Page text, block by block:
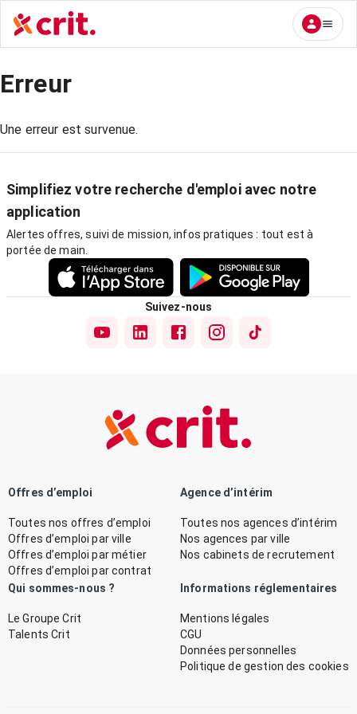
Erreur
Une erreur est survenue.
Simplifiez votre recherche d'emploi avec notre
application
Alertes offres, suivi de mission, infos pratiques : tout est à
portée de main.
Suivez-nous
Offres d’emploi
Toutes nos offres d’emploi
Offres d’emploi par ville
Offres d’emploi par métier
Offres d’emploi par contrat
Agence d’intérim
Toutes nos agences d’intérim
Nos agences par ville
Nos cabinets de recrutement
Qui sommes-nous ?
Le Groupe Crit
Talents Crit
Informations réglementaires
Mentions légales
CGU
Données personnelles
Politique de gestion des cookies